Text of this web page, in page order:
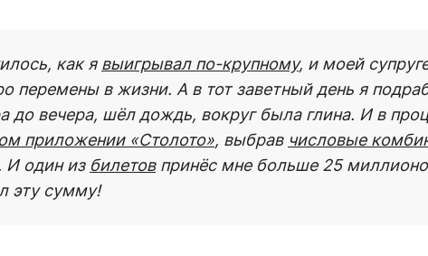
как я выигрывал по-крупному, и моей
перемены в жизни. А в тот заветный день я
до вечера, шёл дождь, вокруг была глина. И в
приложении «Столото», выбрав числовые
И один из билетовпринёс мне больше 25
эту сумму!